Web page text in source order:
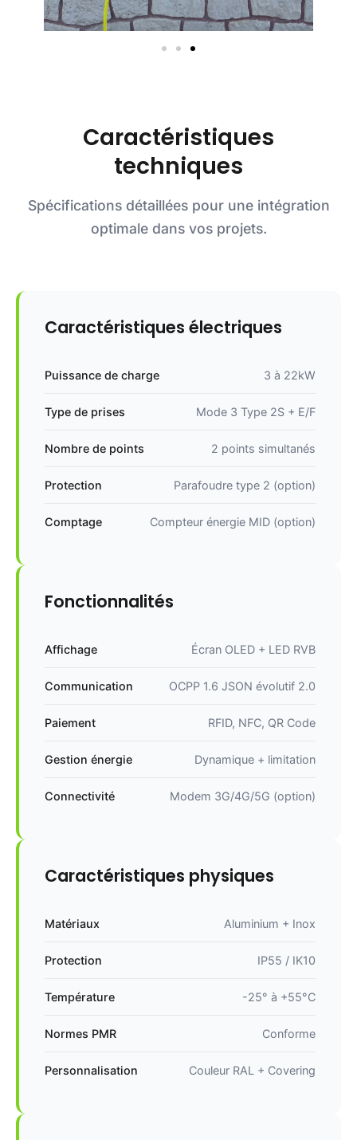
Caractéristiques
techniques
Spécifications détaillées pour une intégration
optimale dans vos projets.
Caractéristiques électriques
Puissance de charge 3 à 22kW
Type de prises Mode 3 Type 2S + E/F
Nombre de points 2 points simultanés
Protection Parafoudre type 2 (option)
Comptage Compteur énergie MID (option)
Fonctionnalités
Affichage Écran OLED + LED RVB
Communication OCPP 1.6 JSON évolutif 2.0
Paiement RFID, NFC, QR Code
Gestion énergie Dynamique + limitation
Connectivité Modem 3G/4G/5G (option)
Caractéristiques physiques
Matériaux Aluminium + Inox
Protection IP55 / IK10
Température -25° à +55°C
Normes PMR Conforme
Personnalisation Couleur RAL + Covering